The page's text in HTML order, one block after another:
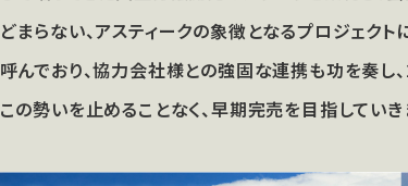
どまらない、アスティークの象徴となるプロジェク
呼んでおり、協力会社様との強固な連携も功を奏
この勢いを止めることなく、早期完売を目指していき